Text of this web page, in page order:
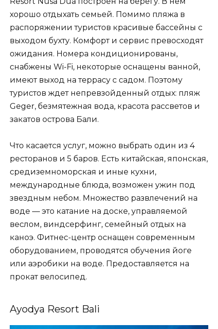
хорошо отдыхать семьей. Помимо пляжа в
распоряжении туристов красивые бассейны с
выходом бухту. Комфорт и сервис превосходят
ожидания. Номера кондиционированы,
снабжены Wi-Fi, некоторые оснащены ванной,
имеют выход на террасу с садом. Поэтому
туристов ждет непревзойденный отдых: пляж
Geger, безмятежная вода, красота рассветов и
закатов острова Бали.
Что касается услуг, можно выбрать один из 4
ресторанов и 5 баров. Есть китайская, японская,
средиземноморская и иные кухни,
международные блюда, возможен ужин под
звездным небом. Множество развлечений на
воде — это катание на доске, управляемой
веслом, виндсерфинг, семейный отдых на
каноэ. Фитнес-центр оснащен современным
оборудованием, проводятся обучения йоге
или аэробики на воде. Предоставляется на
прокат велосипед.
Ayodya Resort Bali